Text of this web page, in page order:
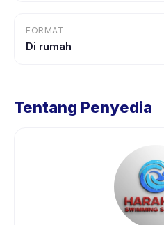
FORMAT
Di rumah
Tentang Penyedia